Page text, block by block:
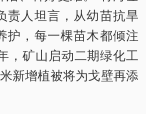
责人坦言，从幼苗抗旱
护，每一棵苗木都倾注
，矿山启动二期绿化工
新增植被将为戈壁再添